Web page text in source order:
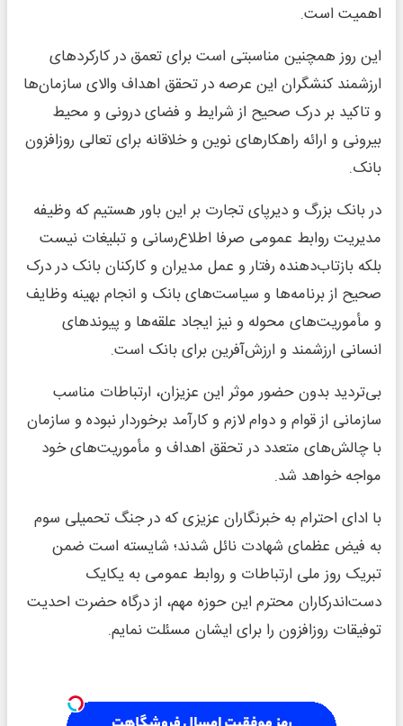
اهمیت است.
این روز همچنین مناسبتی است برای تعمق در کارکردهای
ارزشمند کنشگران این عرصه در تحقق اهداف والای سازمان‌ها
و تاکید بر درک صحیح از شرایط و فضای درونی و محیط
بیرونی و ارائه راهکارهای نوین و خلاقانه برای تعالی روزافزون
بانک.
در بانک بزرگ و دیرپای تجارت بر این باور هستیم که وظیفه
مدیریت روابط عمومی صرفا اطلاع‌رسانی و تبلیغات نیست
بلکه بازتاب‌دهنده رفتار و عمل مدیران و کارکنان بانک در درک
صحیح از برنامه‌ها و سیاست‌های بانک و انجام بهینه وظایف
و مأموریت‌های محوله و نیز ایجاد علقه‌ها و پیوندهای
انسانی ارزشمند و ارزش‌آفرین برای بانک است.
بی‌تردید بدون حضور موثر این عزیزان، ارتباطات مناسب
سازمانی از قوام و دوام لازم و کارآمد برخوردار نبوده و سازمان
با چالش‌های متعدد در تحقق اهداف و مأموریت‌های خود
مواجه خواهد شد.
با ادای احترام به خبرنگاران عزیزی که در جنگ تحمیلی سوم
به فیض عظمای شهادت نائل شدند؛ شایسته است ضمن
تبریک روز ملی ارتباطات و روابط عمومی به یکایک
دست‌اندرکاران محترم این حوزه مهم، از درگاه حضرت احدیت
توفیقات روزافزون را برای ایشان مسئلت نمایم.